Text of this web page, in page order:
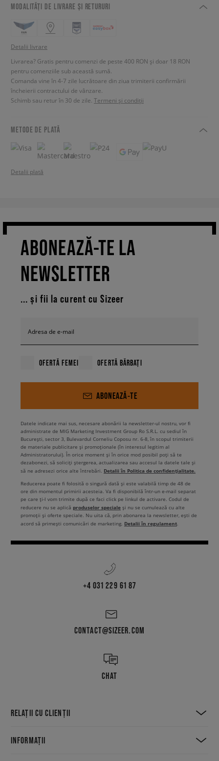
MODALITĂȚI DE LIVRARE ȘI RETURURI
Detalii livrare
Livrarea? Gratis pentru comenzi de peste 400 RON și doar 18 RON
pentru comenziile sub această sumă.
Comanda vine în 4-7 zile lucrătoare din ziua trimiterii confirmării
încheierii contractului de vânzare.
Schimb sau retur în 30 de zile. Termeni și condiții
METODE DE PLATĂ
Detalii plată
ABONEAZĂ-TE LA
NEWSLETTER
... și fii la curent cu Sizeer
Adresa de e-mail
OFERTĂ FEMEI OFERTĂ BĂRBAȚI
ABONEAZĂ-TE
Datele indicate mai sus, necesare abonării la newsletter-ul nostru, vor fi
administrate de MIG Marketing Investment Group Ro S.R.L. cu sediul în
București, sector 3, Bulevardul Corneliu Coposu nr. 6-8, în scopul trimiterii
de materiale publicitare și promoționale (în interesul legitim al
Administratorului). În orice moment și în orice mod posibil poți să te
dezabonezi, să soliciți ștergerea, actualizarea sau accesul la datele tale și
să ne adresezi orice alte întrebări. Detalii în Politica de confidențialitate.
Reducerea poate fi folosită o singură dată și este valabilă timp de 48 de
ore din momentul primirii acesteia. Va fi disponibilă într-un e-mail separat
pe care ți-l vom trimite după ce faci click pe linkul de activare. Codul de
reducere nu se aplică produselor speciale și nu se cumulează cu alte
promoții și oferte speciale. Nu uita că, prin abonarea la newsletter, ești de
acord să primești comunicări de marketing. Detalii în regulament.
+4 031 229 61 87
CONTACT@SIZEER.COM
CHAT
RELAȚII CU CLIENȚII
INFORMAȚII